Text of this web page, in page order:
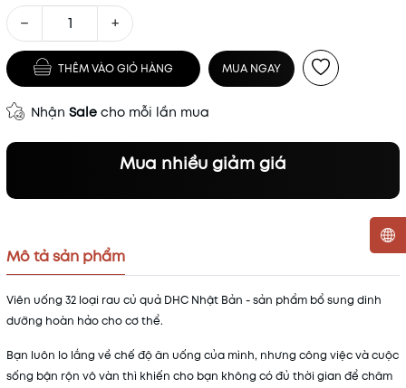
− +
THÊM VÀO GIỎ HÀNG MUA NGAY
Nhận Sale cho mỗi lần mua
Mua nhiều giảm giá
Mã khuyến mãi:
Điều kiện:
Mô tả sản phẩm
Viên uống 32 loại rau củ quả DHC Nhật Bản - sản phẩm bổ sung dinh
dưỡng hoàn hảo cho cơ thể.
Bạn luôn lo lắng về chế độ ăn uống của mình, nhưng công việc và cuộc
sống bận rộn vô vàn thì khiến cho bạn không có đủ thời gian để chăm